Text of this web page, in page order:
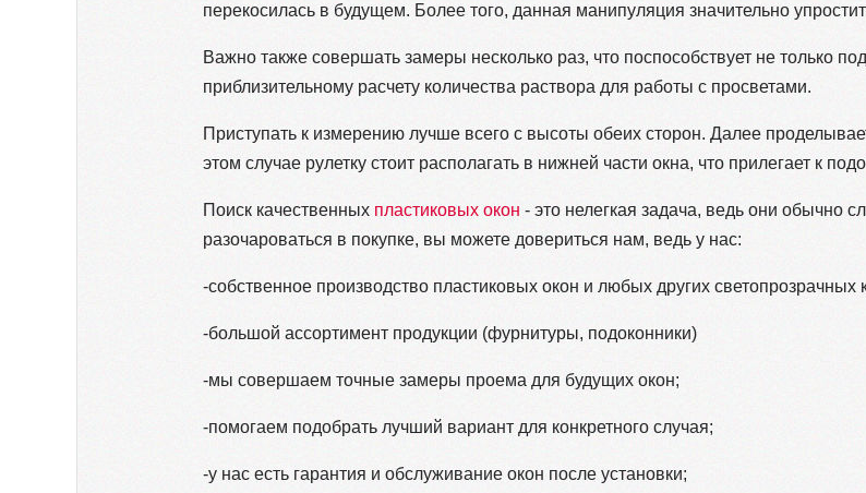
перекосилась в будущем. Более того, данная манипуляция значительно
Важно также совершать замеры несколько раз, что поспособствует не только
приблизительному расчету количества раствора для работы с просветами.
Приступать к измерению лучше всего с высоты обеих сторон. Далее
этом случае рулетку стоит располагать в нижней части окна, что прилегает к
Поиск качественных пластиковых окон - это нелегкая задача, ведь они обычно
разочароваться в покупке, вы можете довериться нам, ведь у нас:
-собственное производство пластиковых окон и любых других светопрозрачных
-большой ассортимент продукции (фурнитуры, подоконники)
-мы совершаем точные замеры проема для будущих окон;
-помогаем подобрать лучший вариант для конкретного случая;
-у нас есть гарантия и обслуживание окон после установки;